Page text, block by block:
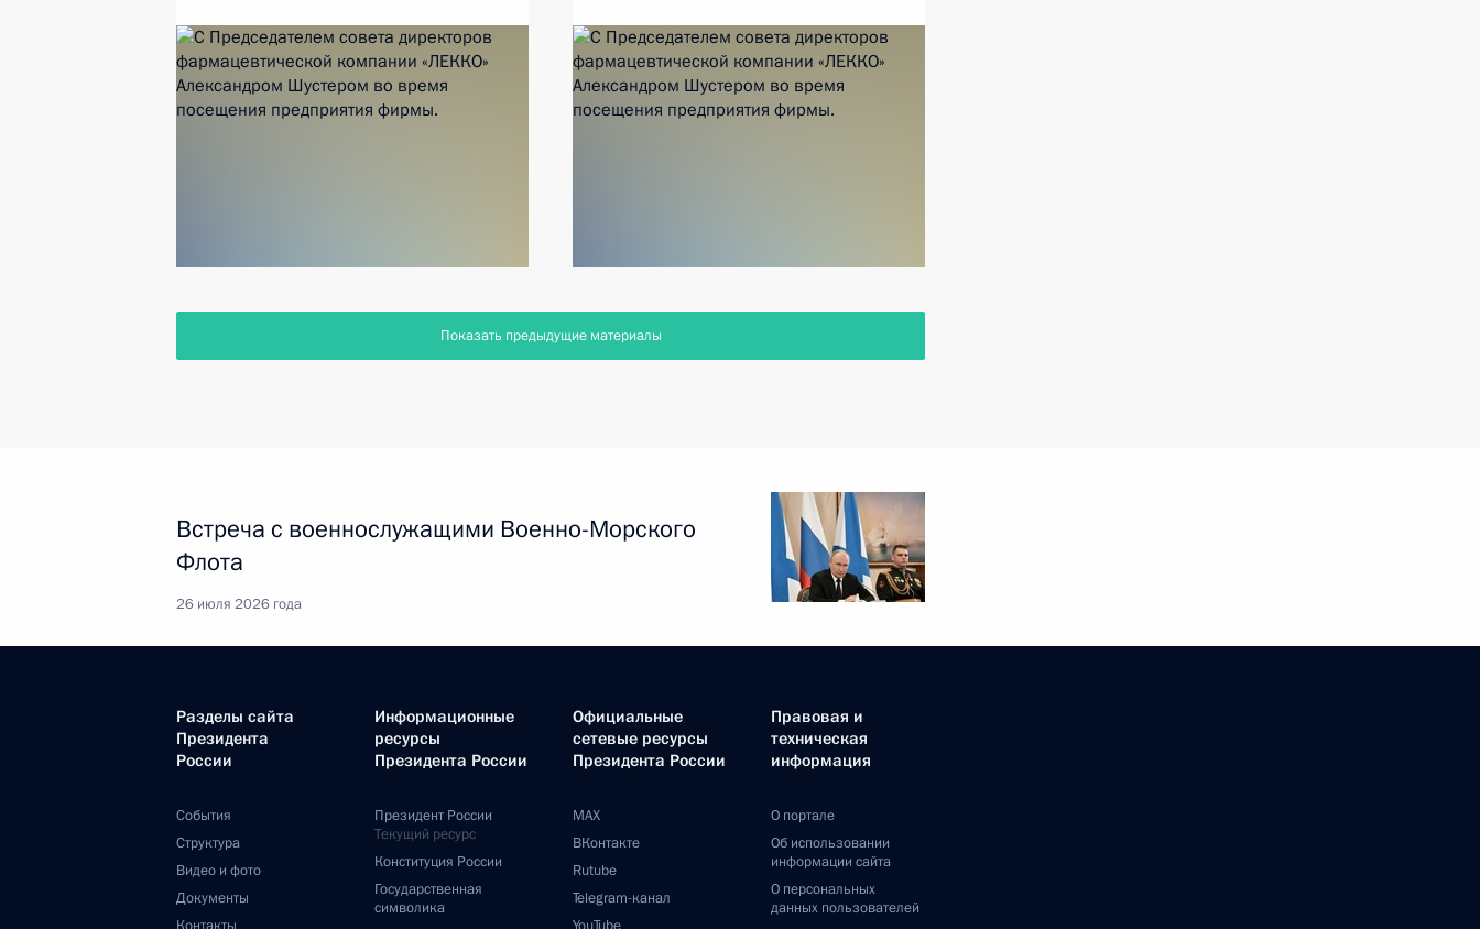
Показать предыдущие материалы
Встреча с военнослужащими Военно-Морского
Флота
26 июля 2026 года
Разделы сайта
Президента
России
События
Структура
Видео и фото
Документы
Информационные
ресурсы
Президента России
Президент России
Текущий ресурс
Конституция России
Государственная
символика
Официальные
сетевые ресурсы
Президента России
MAX
ВКонтакте
Rutube
Telegram-канал
Правовая и
техническая
информация
О портале
Об использовании
информации сайта
О персональных
данных пользователей